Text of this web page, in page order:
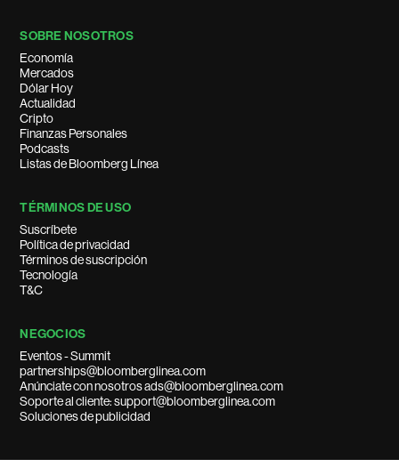
SOBRE NOSOTROS
Economía
Mercados
Dólar Hoy
Actualidad
Cripto
Finanzas Personales
Podcasts
Listas de Bloomberg Línea
TÉRMINOS DE USO
Suscríbete
Política de privacidad
Términos de suscripción
Tecnología
T&C
NEGOCIOS
Eventos - Summit
partnerships@bloomberglinea.com
Anúnciate con nosotros ads@bloomberglinea.com
Soporte al cliente: support@bloomberglinea.com
Soluciones de publicidad